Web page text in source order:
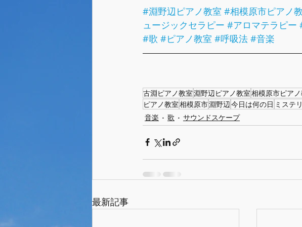
#淵野辺ピアノ教室 #相模原市ピアノ
ュージックセラピー #アロマテラピー
#歌 #ピアノ教室 #呼吸法 #音楽
古淵ピアノ教室淵野辺ピアノ教室相模原市ピア
ピアノ教室相模原市淵野辺今日は何の日 ミステ
音楽
歌 サウンドスケープ
最新記事